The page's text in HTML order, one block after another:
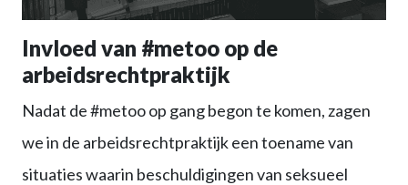
Invloed van #metoo op de
arbeidsrechtpraktijk
Nadat de #metoo op gang begon te komen, zagen
we in de arbeidsrechtpraktijk een toename van
situaties waarin beschuldigingen van seksueel